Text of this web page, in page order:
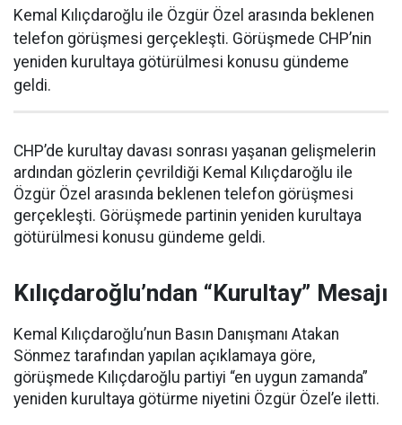
Kemal Kılıçdaroğlu ile Özgür Özel arasında beklenen
telefon görüşmesi gerçekleşti. Görüşmede CHP’nin
yeniden kurultaya götürülmesi konusu gündeme
geldi.
CHP’de kurultay davası sonrası yaşanan gelişmelerin
ardından gözlerin çevrildiği Kemal Kılıçdaroğlu ile
Özgür Özel arasında beklenen telefon görüşmesi
gerçekleşti. Görüşmede partinin yeniden kurultaya
götürülmesi konusu gündeme geldi.
Kılıçdaroğlu’ndan “Kurultay” Mesajı
Kemal Kılıçdaroğlu’nun Basın Danışmanı Atakan
Sönmez tarafından yapılan açıklamaya göre,
görüşmede Kılıçdaroğlu partiyi “en uygun zamanda”
yeniden kurultaya götürme niyetini Özgür Özel’e iletti.